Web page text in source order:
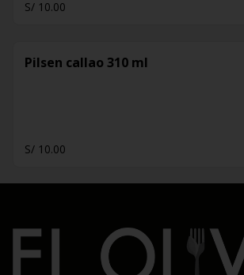
S/ 10.00
Pilsen callao 310 ml
S/ 10.00